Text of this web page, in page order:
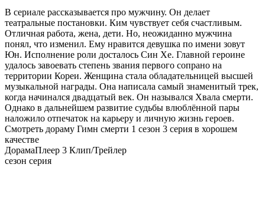
В сериале рассказывается про мужчину. Он делает
театральные постановки. Ким чувствует себя счастливым.
Отличная работа, жена, дети. Но, неожиданно мужчина
понял, что изменил. Ему нравится девушка по имени зовут
Юн. Исполнение роли досталось Син Хе. Главной героине
удалось завоевать степень звания первого сопрано на
территории Кореи. Женщина стала обладательницей высшей
музыкальной награды. Она написала самый знаменитый трек,
когда начинался двадцатый век. Он назывался Хвала смерти.
Однако в дальнейшем развитие судьбы влюблённой пары
наложило отпечаток на карьеру и личную жизнь героев.
Смотреть дораму Гимн смерти 1 сезон 3 серия в хорошем
качестве
ДорамаПлеер 3 Клип/Трейлер
сезон серия